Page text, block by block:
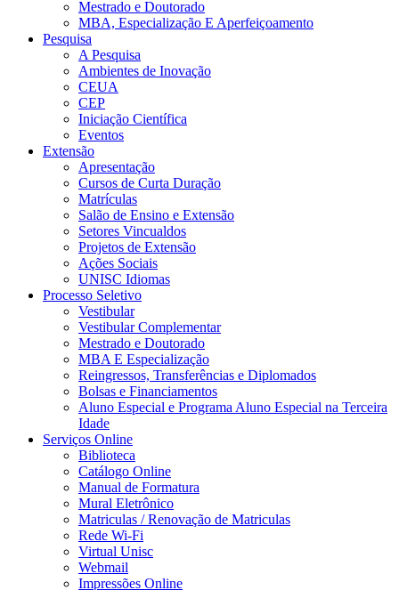
Mestrado e Doutorado
MBA, Especialização E Aperfeiçoamento
Pesquisa
A Pesquisa
Ambientes de Inovação
CEUA
CEP
Iniciação Científica
Eventos
Extensão
Apresentação
Cursos de Curta Duração
Matrículas
Salão de Ensino e Extensão
Setores Vincualdos
Projetos de Extensão
Ações Sociais
UNISC Idiomas
Processo Seletivo
Vestibular
Vestibular Complementar
Mestrado e Doutorado
MBA E Especialização
Reingressos, Transferências e Diplomados
Bolsas e Financiamentos
Aluno Especial e Programa Aluno Especial na Terceira
Idade
Serviços Online
Biblioteca
Catálogo Online
Manual de Formatura
Mural Eletrônico
Matriculas / Renovação de Matriculas
Rede Wi-Fi
Virtual Unisc
Webmail
Impressões Online